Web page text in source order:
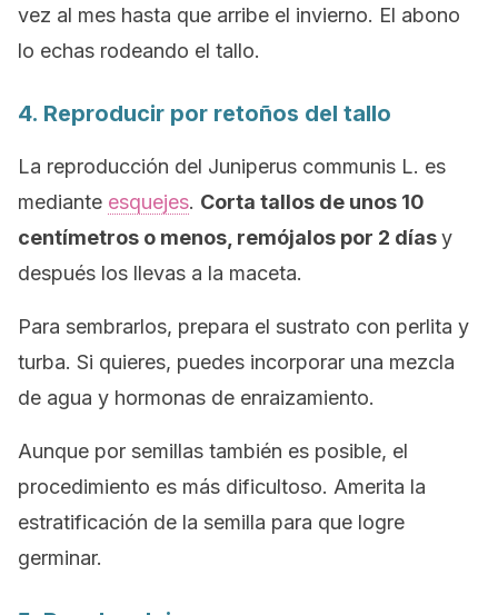
vez al mes hasta que arribe el invierno. El abono
lo echas rodeando el tallo.
4. Reproducir por retoños del tallo
La reproducción del Juniperus communis L. es
mediante esquejes. Corta tallos de unos 10
centímetros o menos, remójalos por 2 díasy
después los llevas a la maceta.
Para sembrarlos, prepara el sustrato con perlita y
turba. Si quieres, puedes incorporar una mezcla
de agua y hormonas de enraizamiento.
Aunque por semillas también es posible, el
procedimiento es más dificultoso. Amerita la
estratificación de la semilla para que logre
germinar.